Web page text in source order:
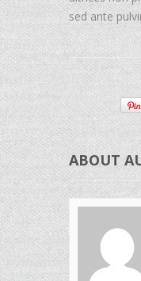
sed ante
ABOUT